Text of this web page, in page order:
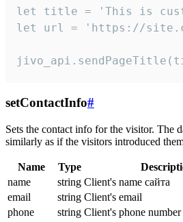
let title = 'This is
let url = 'https://
setContactInfo#
Sets the contact info for the visitor. The
similarly as if the visitors introduced
Name Type
name
string Client's name сайта
email
string Client's email
phone
string Client's phone number